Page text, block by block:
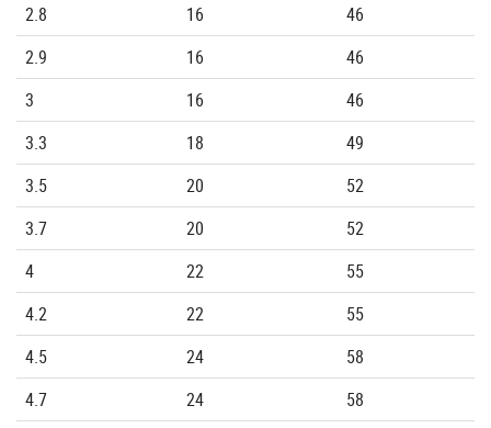
2.8
16
46
2.9
16
46
3
16
46
3.3
18
49
3.5
20
52
3.7
20
52
4
22
55
4.2
22
55
4.5
24
58
4.7
24
58